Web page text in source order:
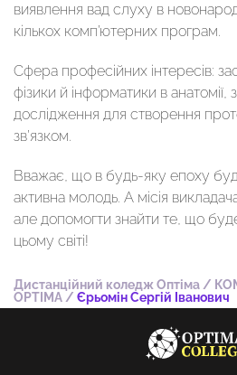
виявлення вад слуху в
кількох комп’ютерних програм.
Сфера професійних інтересів:
фізики й інформатики в
дослідження для створення
зв’язком.
Вважає, що в будь-яку епоху
активна молодь. А місія
але допомогти знайти те, що
цьому світі!
Дистанційний коледж Оптіма /
OPTIMA / Єрьомін Сергій Іванович